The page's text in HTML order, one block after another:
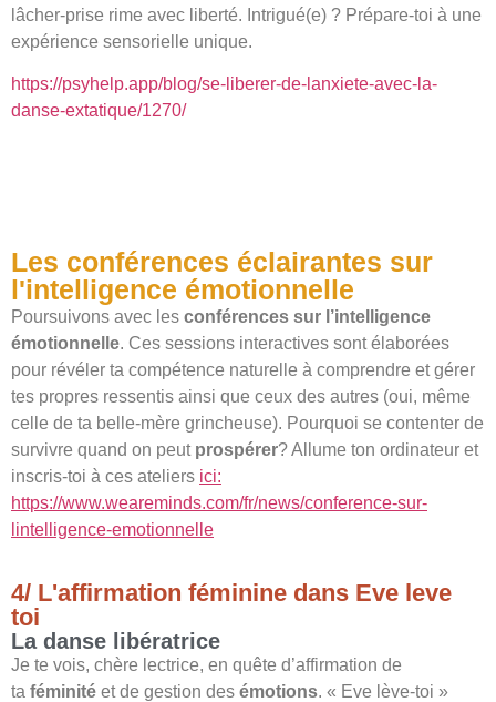
lâcher-prise rime avec liberté. Intrigué(e) ? Prépare-toi à une
expérience sensorielle unique.
https://psyhelp.app/blog/se-liberer-de-lanxiete-avec-la-
danse-extatique/1270/
Les conférences éclairantes sur
l'intelligence émotionnelle
Poursuivons avec les conférences sur l’intelligence
émotionnelle. Ces sessions interactives sont élaborées
pour révéler ta compétence naturelle à comprendre et gérer
tes propres ressentis ainsi que ceux des autres (oui, même
celle de ta belle-mère grincheuse). Pourquoi se contenter de
survivre quand on peut prospérer? Allume ton ordinateur et
inscris-toi à ces ateliers ici:
https://www.weareminds.com/fr/news/conference-sur-
lintelligence-emotionnelle
4/ L'affirmation féminine dans Eve leve
toi
La danse libératrice
Je te vois, chère lectrice, en quête d’affirmation de
ta féminité et de gestion des émotions. « Eve lève-toi »